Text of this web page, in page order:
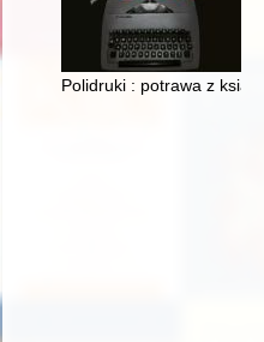
Polidruki : potrawa z